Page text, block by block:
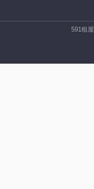
591租屋